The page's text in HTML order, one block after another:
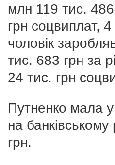
млн 119 тис.
грн соцвиплат, 4
чоловік
тис. 683 грн за
24 тис. грн
Путненко мала у
на
грн.